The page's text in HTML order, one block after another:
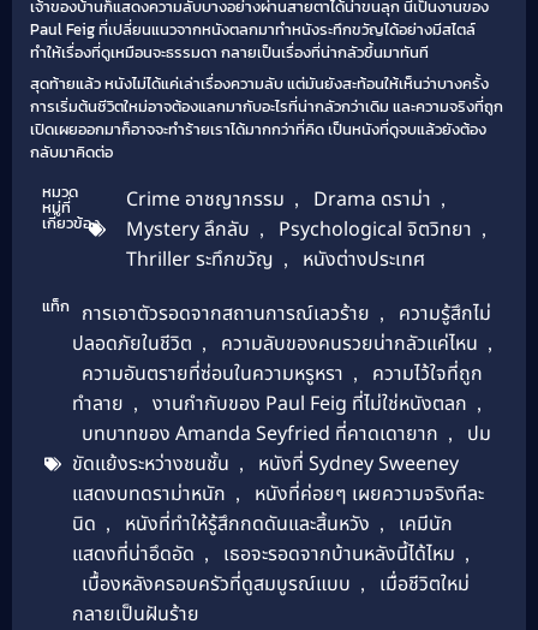
เจ้าของบ้านก็แสดงความลับบางอย่างผ่านสายตาได้น่าขนลุก นี่เป็นงานของ
Paul Feig ที่เปลี่ยนแนวจากหนังตลกมาทำหนังระทึกขวัญได้อย่างมีสไตล์
ทำให้เรื่องที่ดูเหมือนจะธรรมดา กลายเป็นเรื่องที่น่ากลัวขึ้นมาทันที
สุดท้ายแล้ว หนังไม่ได้แค่เล่าเรื่องความลับ แต่มันยังสะท้อนให้เห็นว่าบางครั้ง
การเริ่มต้นชีวิตใหม่อาจต้องแลกมากับอะไรที่น่ากลัวกว่าเดิม และความจริงที่ถูก
เปิดเผยออกมาก็อาจจะทำร้ายเราได้มากกว่าที่คิด เป็นหนังที่ดูจบแล้วยังต้อง
กลับมาคิดต่อ
หมวด
หมู่ที่
เกี่ยวข้อง
Crime อาชญากรรม , Drama ดราม่า ,
Mystery ลึกลับ , Psychological จิตวิทยา ,
Thriller ระทึกขวัญ , หนังต่างประเทศ
แท็ก การเอาตัวรอดจากสถานการณ์เลวร้าย ,
ความรู้สึกไม่
ปลอดภัยในชีวิต , ความลับของคนรวยน่ากลัวแค่ไหน ,
ความอันตรายที่ซ่อนในความหรูหรา ,
ความไว้ใจที่ถูก
ทำลาย , งานกำกับของ Paul Feig ที่ไม่ใช่หนังตลก ,
บทบาทของ Amanda Seyfried ที่คาดเดายาก ,
ปม
ขัดแย้งระหว่างชนชั้น ,
หนังที่ Sydney Sweeney
แสดงบทดราม่าหนัก ,
หนังที่ค่อยๆ เผยความจริงทีละ
นิด , หนังที่ทำให้รู้สึกกดดันและสิ้นหวัง ,
เคมีนัก
แสดงที่น่าอึดอัด , เธอจะรอดจากบ้านหลังนี้ได้ไหม ,
เบื้องหลังครอบครัวที่ดูสมบูรณ์แบบ ,
เมื่อชีวิตใหม่
กลายเป็นฝันร้าย